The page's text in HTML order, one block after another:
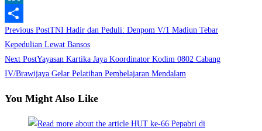
LinkedIn
Share
Read
more
articles
Previous PostTNI Hadir dan Peduli: Denpom V/1 Madiun Tebar
Kepedulian Lewat Bansos
Next PostYayasan Kartika Jaya Koordinator Kodim 0802 Cabang
IV/Brawijaya Gelar Pelatihan Pembelajaran Mendalam
You Might Also Like